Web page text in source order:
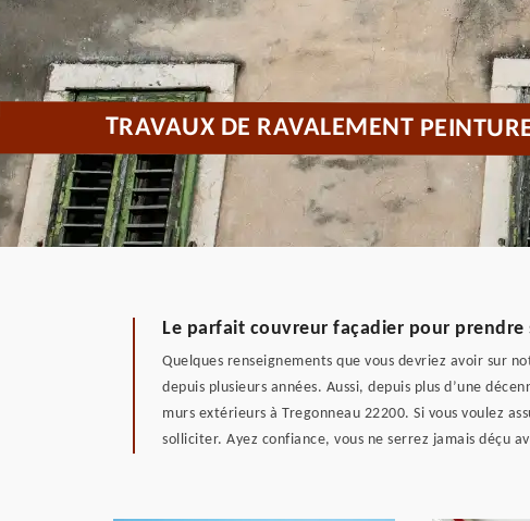
TRAVAUX DE RAVALEMENT
Le parfait couvreur façadier pour
Quelques renseignements que vous devriez avoir sur
depuis plusieurs années. Aussi, depuis plus d’une
murs extérieurs à Tregonneau 22200. Si vous voulez
solliciter. Ayez confiance, vous ne serrez jamais déçu